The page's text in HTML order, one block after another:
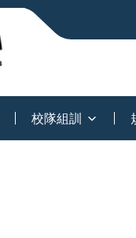
校隊組訓